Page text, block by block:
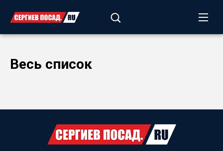
Весь список